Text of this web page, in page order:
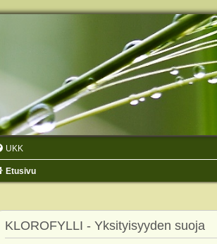
UKK
Etusivu
KLOROFYLLI - Yksityisyyden suoja